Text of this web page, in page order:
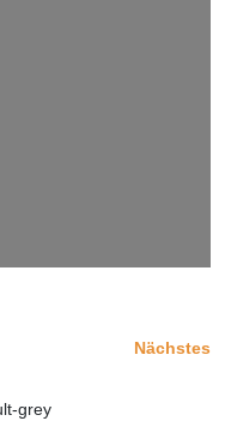
Nächstes